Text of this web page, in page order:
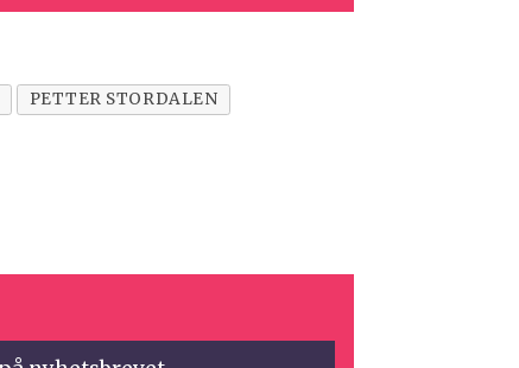
PETTER STORDALEN